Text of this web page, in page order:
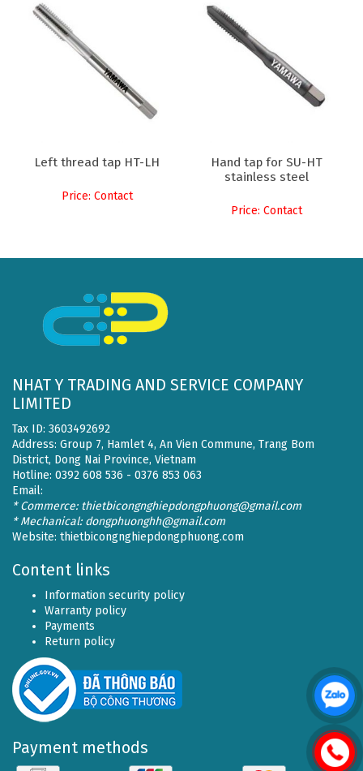
Left thread tap HT-LH
Price: Contact
Hand tap for SU-HT
stainless steel
Price: Contact
NHAT Y TRADING AND SERVICE COMPANY
LIMITED
Tax ID: 3603492692
Address: Group 7, Hamlet 4, An Vien Commune, Trang Bom
District, Dong Nai Province, Vietnam
Hotline: 0392 608 536 - 0376 853 063
Email:
* Commerce: thietbicongnghiepdongphuong@gmail.com
* Mechanical: dongphuonghh@gmail.com
Website: thietbicongnghiepdongphuong.com
Content links
Information security policy
Warranty policy
Payments
Return policy
Payment methods